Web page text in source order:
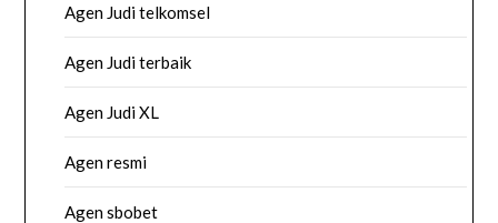
Agen Judi telkomsel
Agen Judi terbaik
Agen Judi XL
Agen resmi
Agen sbobet